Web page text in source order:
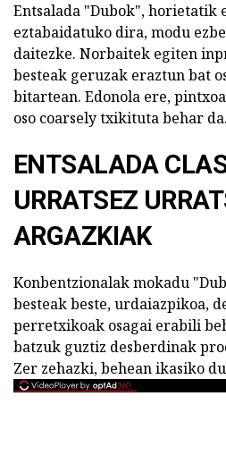
Entsalada "Dubok", horietatik
eztabaidatuko dira, modu
daitezke. Norbaitek egiten
besteak geruzak eraztun bat
bitartean. Edonola ere,
oso coarsely txikituta behar da.
ENTSALADA
URRATSEZ
ARGAZKIAK
Konbentzionalak mokadu
besteak beste, urdaiazpikoa,
perretxikoak osagai erabili
batzuk guztiz desberdinak
Zer zehazki, behean ikasiko